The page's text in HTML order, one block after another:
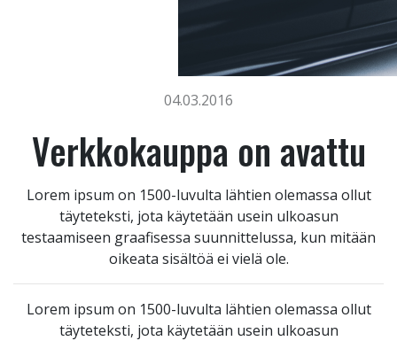
04.03.2016
Verkkokauppa on avattu
Lorem ipsum on 1500-luvulta lähtien olemassa ollut
täyteteksti, jota käytetään usein ulkoasun
testaamiseen graafisessa suunnittelussa, kun mitään
oikeata sisältöä ei vielä ole.
Lorem ipsum on 1500-luvulta lähtien olemassa ollut
täyteteksti, jota käytetään usein ulkoasun